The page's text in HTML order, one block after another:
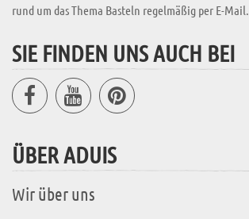
rund um das Thema Basteln regelmäßig per E-Mail.
SIE FINDEN UNS AUCH BEI
ÜBER ADUIS
Wir über uns